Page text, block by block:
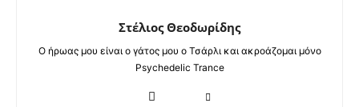
Στέλιος Θεοδωρίδης
Ο ήρωας μου είναι ο γάτος μου ο Τσάρλι και ακροάζομαι μόνο
Psychedelic Trance